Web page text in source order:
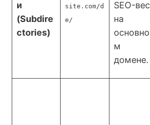
и
(Subdire
ctories)
site.com/d
e/
SEO-вес
на
основно
м
домене.